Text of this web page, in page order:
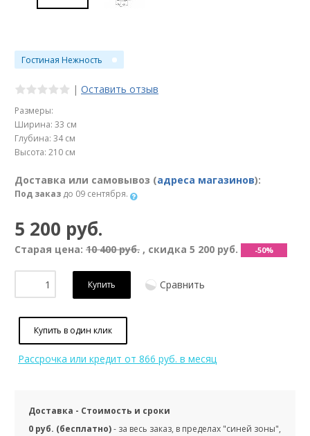
Гостиная Нежность
| Оставить отзыв
Размеры:
Ширина: 33 см
Глубина: 34 см
Высота: 210 см
Доставка или самовывоз (адреса магазинов):
Под заказ до 09 сентября.
5 200 руб.
Старая цена: 10 400 руб. , скидка 5 200 руб. -50%
Купить Сравнить
Купить в один клик
Рассрочка или кредит от 866 руб. в месяц
Доставка - Стоимость и сроки
0 руб. (бесплатно)- за весь заказ, в пределах "синей зоны",